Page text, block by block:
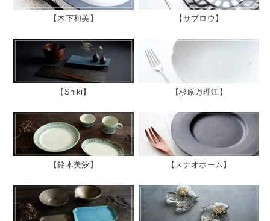
木下和美 サブロウ
Shiki 杉原万理江
鈴木美汐 スナオホーム